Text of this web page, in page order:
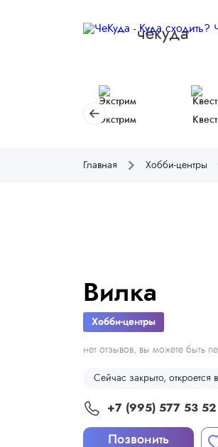
чёкуда
Экстрим
Главная Хобби-центры
Вилка
Хобби-центры
нет отзывов, вы можете быть
Сейчас закрыто, откроется
+7 (995) 577 53 52
Позвонить